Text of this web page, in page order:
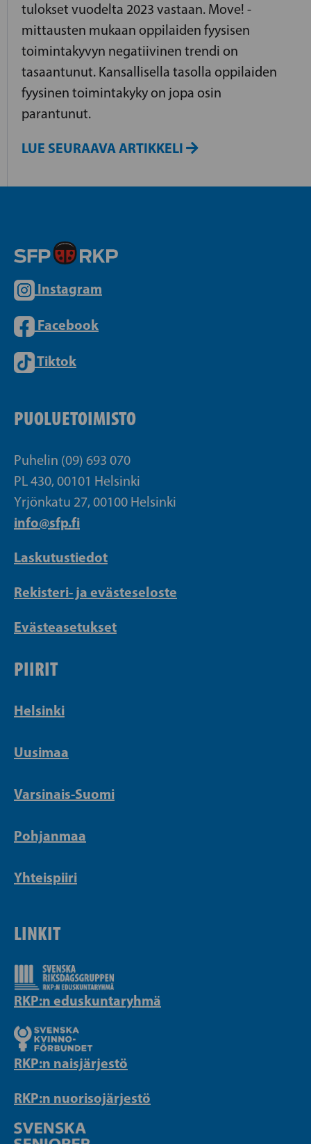
tulokset vuodelta 2023 vastaan. Move! -
mittausten mukaan oppilaiden fyysisen
toimintakyvyn negatiivinen trendi on
tasaantunut. Kansallisella tasolla oppilaiden
fyysinen toimintakyky on jopa osin
parantunut.
LUE SEURAAVA ARTIKKELI
Instagram
Facebook
Tiktok
PUOLUETOIMISTO
Puhelin (09) 693 070
PL 430, 00101 Helsinki
Yrjönkatu 27, 00100 Helsinki
info@sfp.fi
Laskutustiedot
Rekisteri- ja evästeseloste
Evästeasetukset
PIIRIT
Helsinki
Uusimaa
Varsinais-Suomi
Pohjanmaa
Yhteispiiri
LINKIT
RKP:n eduskuntaryhmä
RKP:n naisjärjestö
RKP:n nuorisojärjestö